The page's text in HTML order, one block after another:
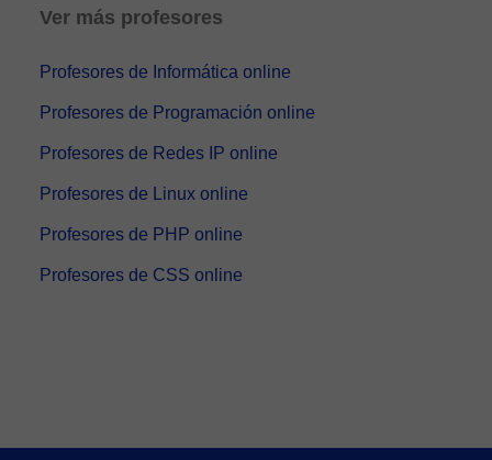
Ver más profesores
Profesores de Informática online
Profesores de Programación online
Profesores de Redes IP online
Profesores de Linux online
Profesores de PHP online
Profesores de CSS online